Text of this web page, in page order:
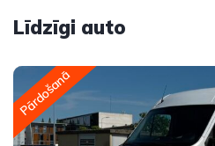
Līdzīgi auto
Pārdošanā